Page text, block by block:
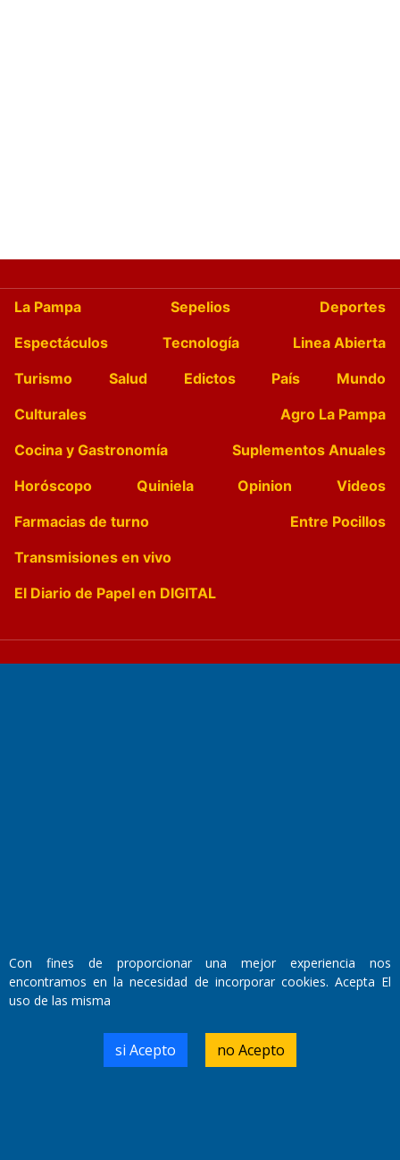
La Pampa Sepelios
Deportes
Espectáculos
Tecnología
Linea Abierta
Turismo
Salud Edictos País
Mundo
Culturales
Agro La Pampa
Cocina y Gastronomía
Suplementos Anuales
Horóscopo
Quiniela Opinion
Videos
Farmacias de turno
Entre Pocillos
Transmisiones en vivo
El Diario de Papel en DIGITAL
Domicilio Legal: José Ingenieros 855,
Número de Registro DNDA:
RL-2019-55551274-APN-DNDA#MJ
Con fines de proporcionar una mejor experiencia nos
encontramos en la necesidad de incorporar cookies. Acepta El
uso de las misma
si Acepto no Acepto